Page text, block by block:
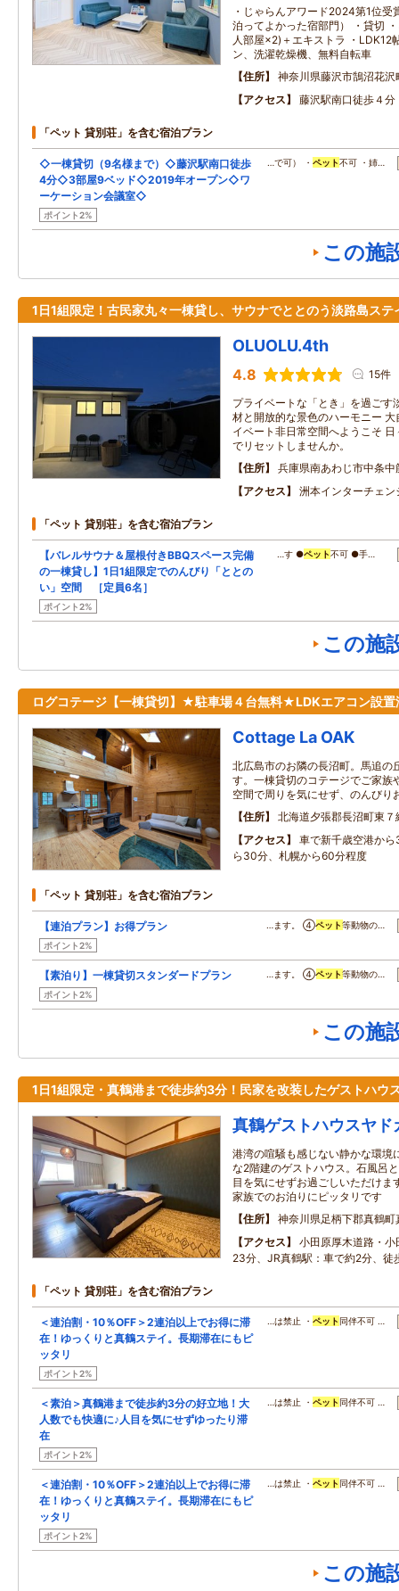
・じゃらんアワード2024第1位
泊ってよかった宿部門） ・貸切
人部屋×2)＋エキストラ ・LDK12
ン、洗濯乾燥機、無料自転車
住所
神奈川県藤沢市鵠沼花沢
アクセス
藤沢駅南口徒歩４分
「ペット 貸別荘」を含む宿泊プラン
◇一棟貸切（9名様まで）◇藤沢駅南口徒歩
4分◇3部屋9ベッド◇2019年オープン◇ワ
ーケーション会議室◇
ポイント2%
…で可） ・ ペット不可 ・姉…
この施
1日1組限定！古民家丸々一棟貸し、サウナでととのう淡路島ステ
OLUOLU.4th
4.8 15件
プライベートな「とき」を過ごす
材と開放的な景色のハーモニー
イベート非日常空間へようこそ
でリセットしませんか。
住所
兵庫県南あわじ市中条中
アクセス
洲本インターチェン
「ペット 貸別荘」を含む宿泊プラン
【バレルサウナ＆屋根付きBBQスペース完備
の一棟貸し】1日1組限定でのんびり「ととの
い」空間 ［定員6名］
ポイント2%
…す ●ペット不可 ●手…
この施
ログコテージ【一棟貸切】★駐車場４台無料★LDKエアコン設置
Cottage La OAK
北広島市のお隣の長沼町。馬追の
す。一棟貸切のコテージでご家族
空間で周りを気にせず、のんびり
住所
北海道夕張郡長沼町東７
アクセス
車で新千歳空港か
ら30分、札幌から60分程度
「ペット 貸別荘」を含む宿泊プラン
【連泊プラン】お得プラン
ポイント2%
…ます。 ④ペット等動物の…
【素泊り】一棟貸切スタンダードプラン
ポイント2%
…ます。 ④ペット等動物の…
この施
1日1組限定・真鶴港まで徒歩約3分！民家を改装したゲストハウ
真鶴ゲストハウスヤド
港湾の喧騒も感じない静かな環境
な2階建のゲストハウス。石風呂
目を気にせずお過ごしいただけま
家族でのお泊りにピッタリです
住所
神奈川県足柄下郡真鶴町
アクセス
小田原厚木道路・
23分、JR真鶴駅：車で約2分、徒
「ペット 貸別荘」を含む宿泊プラン
＜連泊割・10％OFF＞2連泊以上でお得に滞
在！ゆっくりと真鶴ステイ。長期滞在にもピ
ッタリ
ポイント2%
…は禁止 ・ ペット 同伴不可 …
＜素泊＞真鶴港まで徒歩約3分の好立地！大
人数でも快適に♪人目を気にせずゆったり滞
在
ポイント2%
…は禁止 ・ ペット 同伴不可 …
＜連泊割・10％OFF＞2連泊以上でお得に滞
在！ゆっくりと真鶴ステイ。長期滞在にもピ
ッタリ
ポイント2%
…は禁止 ・ ペット 同伴不可 …
この施